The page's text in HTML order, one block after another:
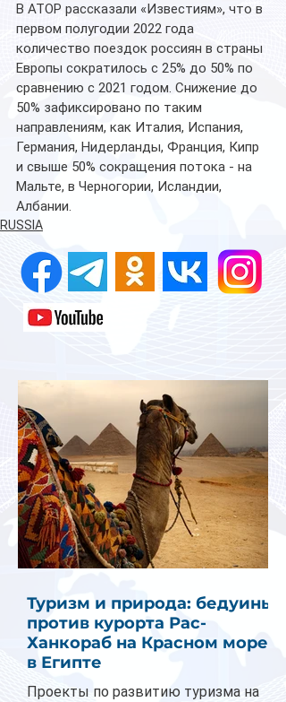
В АТОР рассказали «Известиям», что в
первом полугодии 2022 года
количество поездок россиян в страны
Европы сократилось с 25% до 50% по
сравнению с 2021 годом. Снижение до
50% зафиксировано по таким
направлениям, как Италия, Испания,
Германия, Нидерланды, Франция, Кипр
и свыше 50% сокращения потока - на
Мальте, в Черногории, Исландии,
Албании.
RUSSIA
Туризм и природа: бедуины
против курорта Рас-
Ханкораб на Красном море
в Египте
Проекты по развитию туризма на